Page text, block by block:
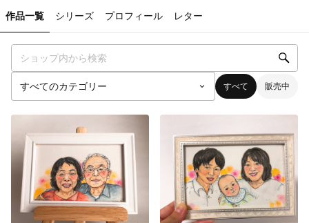
作品一覧 シリーズ プロフィール レター
すべて 販売中